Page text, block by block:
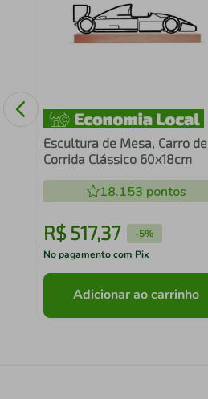
Escultura de Mesa, Carro de
Corrida Clássico 60x18cm
18.153 pontos
R$ 517,37 -5%
No pagamento com Pix
Adicionar ao carrinho